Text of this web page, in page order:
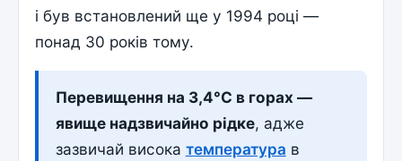
і був встановлений ще у 1994 році —
понад 30 років тому.
Перевищення на 3,4°C в горах —
явище надзвичайно рідке, адже
зазвичай висока температура в